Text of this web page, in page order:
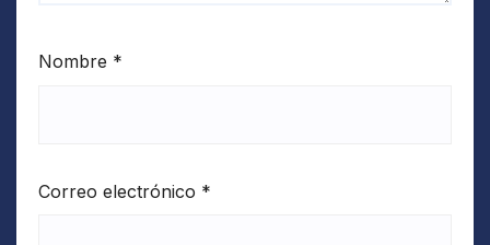
Nombre *
Correo electrónico *